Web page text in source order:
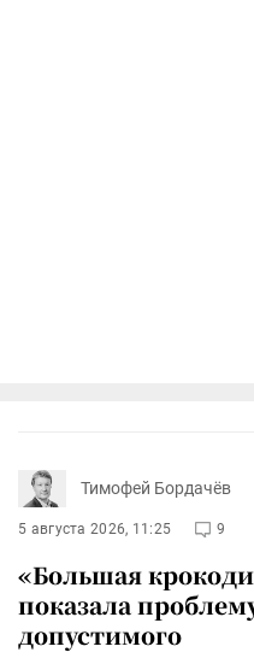
Тимофей Бордачёв
5 августа 2026, 11:25 9
«Большая
показала
допустимого